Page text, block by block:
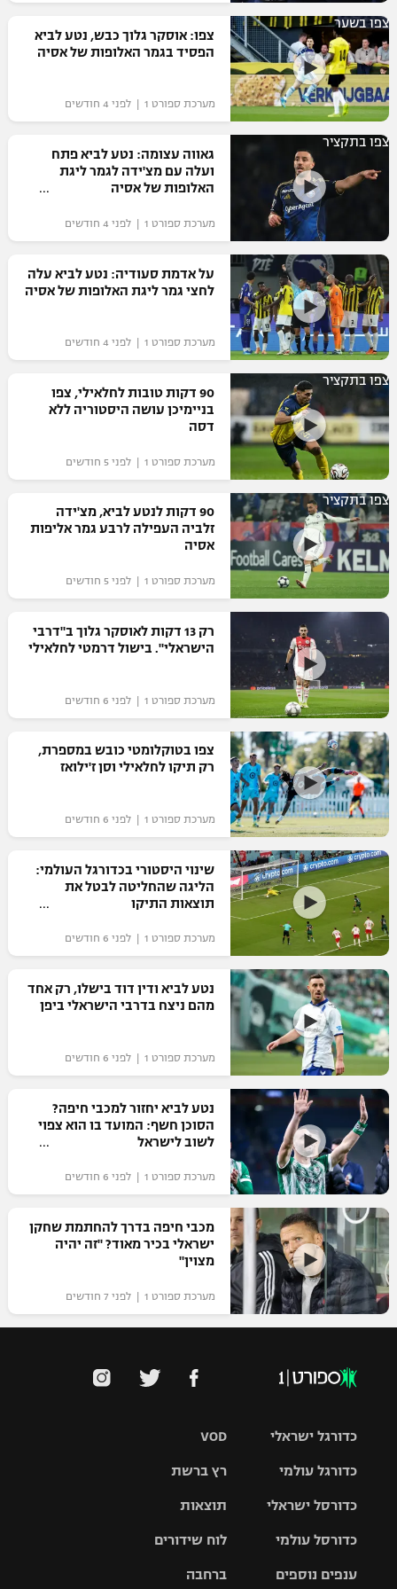
רשיון להקרנה פומבית לבית עסק
הצטרפות לחבילת הערוצים
לוח דרושים – ג'ובנט
תגיות
המגזין
צפו בשער
צפו: אוסקר גלוך כבש, נטע לביא
הפסיד בגמר האלופות של אסיה
מערכת ספורט 1 | לפני 4 חודשים
צפו בתקציר
גאווה עצומה: נטע לביא פתח
ועלה עם מצ'ידה לגמר ליגת
האלופות של אסיה
מערכת ספורט 1 | לפני 4 חודשים
על אדמת סעודיה: נטע לביא עלה
לחצי גמר ליגת האלופות של אסיה
מערכת ספורט 1 | לפני 4 חודשים
צפו בתקציר
90 דקות טובות לחלאילי, צפו
בניימיכן עושה היסטוריה ללא
דסה
מערכת ספורט 1 | לפני 5 חודשים
צפו בתקציר
90 דקות לנטע לביא, מצ'ידה
זלביה העפילה לרבע גמר אליפות
אסיה
מערכת ספורט 1 | לפני 5 חודשים
רק 13 דקות לאוסקר גלוך ב"דרבי
הישראלי". בישול דרמטי לחלאילי
מערכת ספורט 1 | לפני 6 חודשים
צפו בטוקלומטי כובש במספרת,
רק תיקו לחלאילי וסן ז'ילואז
מערכת ספורט 1 | לפני 6 חודשים
שינוי היסטורי בכדורגל העולמי:
הליגה שהחליטה לבטל את
תוצאות התיקו
מערכת ספורט 1 | לפני 6 חודשים
נטע לביא ודין דוד בישלו, רק אחד
מהם ניצח בדרבי הישראלי ביפן
מערכת ספורט 1 | לפני 6 חודשים
נטע לביא יחזור למכבי חיפה?
הסוכן חשף: המועד בו הוא צפוי
לשוב לישראל
מערכת ספורט 1 | לפני 6 חודשים
מכבי חיפה בדרך להחתמת שחקן
ישראלי בכיר מאוד? "זה יהיה
מצוין"
מערכת ספורט 1 | לפני 7 חודשים
VOD
רץ ברשת
תוצאות
לוח שידורים
ברחבה
כדורגל ישראלי
גביע הטוטו
כדורגל עולמי
האלופות
ליגה
כדורסל ישראלי
סל
כדורסל עולמי
ענפים נוספים